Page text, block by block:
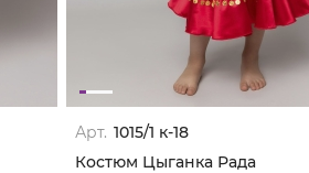
Арт. 1015/1 к-18
Костюм Цыганка Рада